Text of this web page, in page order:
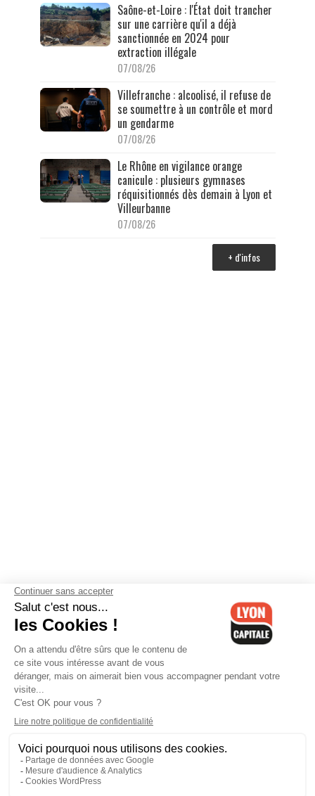
Saône-et-Loire : l'État doit trancher
sur une carrière qu'il a déjà
sanctionnée en 2024 pour
extraction illégale
07/08/26
Villefranche : alcoolisé, il refuse de
se soumettre à un contrôle et mord
un gendarme
07/08/26
Le Rhône en vigilance orange
canicule : plusieurs gymnases
réquisitionnés dès demain à Lyon et
Villeurbanne
07/08/26
+ d'infos
Contactez-nous-Mentions légales-CGV-Politique de
confidentialité-Gestion des cookies